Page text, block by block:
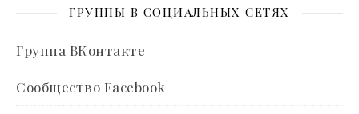
ГРУППЫ В СОЦИАЛЬНЫХ СЕТЯХ
Группа ВКонтакте
Сообщество Facebook